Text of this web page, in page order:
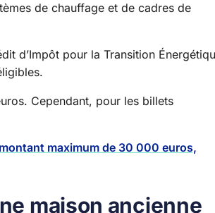
de chauffage et de cadres de
d’Impôt pour la Transition
Cependant, pour les billets
maximum de 30 000 euros,
maison ancienne